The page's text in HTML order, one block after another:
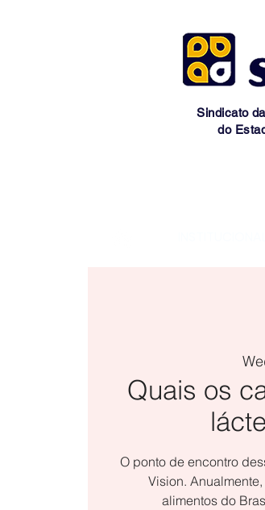
Sindicato
do
Quais os
O ponto de encontro
Vision.
alimentos do